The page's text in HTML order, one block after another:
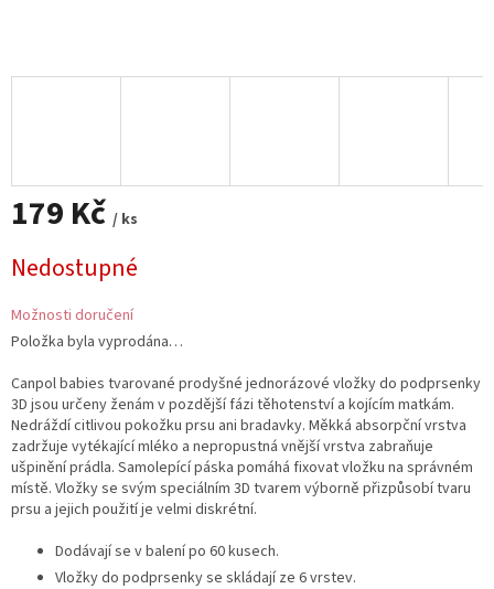
179 Kč / ks
cena:
Nedostupné
Možnosti doručení
Položka byla vyprodána…
Canpol babies tvarované prodyšné jednorázové vložky do podprsenky
3D jsou určeny ženám v pozdější fázi těhotenství a kojícím matkám.
Nedráždí citlivou pokožku prsu ani bradavky. Měkká absorpční vrstva
zadržuje vytékající mléko a nepropustná vnější vrstva zabraňuje
ušpinění prádla. Samolepící páska pomáhá fixovat vložku na správném
místě. Vložky se svým speciálním 3D tvarem výborně přizpůsobí tvaru
prsu a jejich použití je velmi diskrétní.
Dodávají se v balení po 60 kusech.
Vložky do podprsenky se skládají ze 6 vrstev.